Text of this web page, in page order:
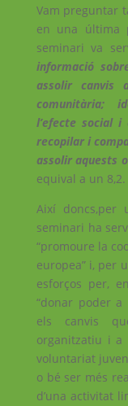
Vam preguntar
en una última
seminari va
informació
assolir canvis
comunitària;
l’efecte social i
recopilar i
assolir aquests
equival a un 8,2.
Així doncs,per
seminari ha
“promoure la
europea” i, per
esforços per,
“donar poder
els canvis
organitzatiu i a
voluntariat
o bé ser més
d’una activitat